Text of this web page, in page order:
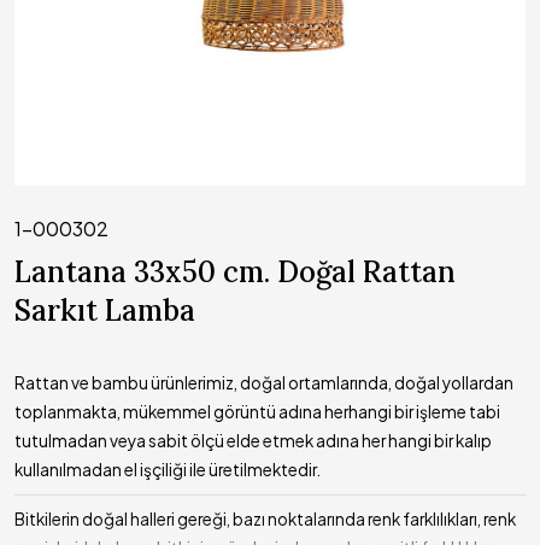
1-000302
Lantana 33x50 cm. Doğal Rattan
Sarkıt Lamba
Rattan ve bambu ürünlerimiz, doğal ortamlarında, doğal yollardan
toplanmakta, mükemmel görüntü adına herhangi bir işleme tabi
tutulmadan veya sabit ölçü elde etmek adına her hangi bir kalıp
kullanılmadan el işçiliği ile üretilmektedir.
Bitkilerin doğal halleri gereği, bazı noktalarında renk farklılıkları, renk